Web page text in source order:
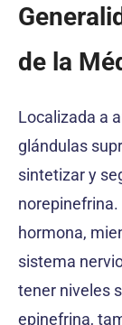
de la
Localizada a
glándulas
sintetizar y
hormona,
sistema
tener niveles
epinefrina,